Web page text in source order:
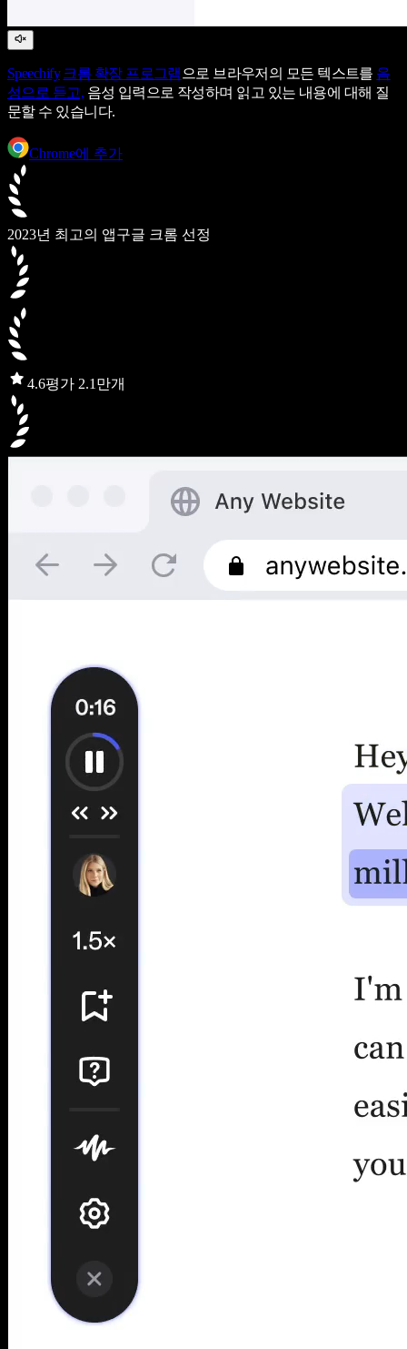
Speechify 크롬 확장 프로그램 으로 브라우저의 모든 텍스트를 음
성으로 듣고, 음성 입력으로 작성하며 읽고 있는 내용에 대해 질
문할 수 있습니다.
Chrome에 추가
2023년 최고의 앱구글 크롬 선정
4.6평가 2.1만개